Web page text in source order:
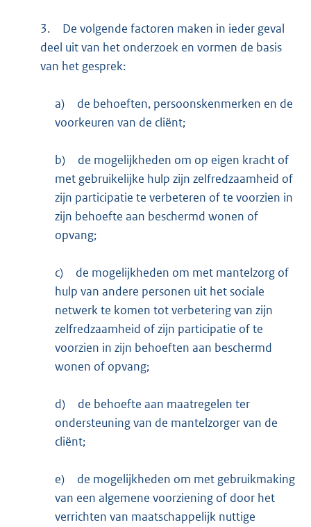
3.
De volgende factoren maken in ieder geval
deel uit van het onderzoek en vormen de basis
van het gesprek:
a)
de behoeften, persoonskenmerken en de
voorkeuren van de cliënt;
b)
de mogelijkheden om op eigen kracht of
met gebruikelijke hulp zijn zelfredzaamheid of
zijn participatie te verbeteren of te voorzien in
zijn behoefte aan beschermd wonen of
opvang;
c)
de mogelijkheden om met mantelzorg of
hulp van andere personen uit het sociale
netwerk te komen tot verbetering van zijn
zelfredzaamheid of zijn participatie of te
voorzien in zijn behoeften aan beschermd
wonen of opvang;
d)
de behoefte aan maatregelen ter
ondersteuning van de mantelzorger van de
cliënt;
e)
de mogelijkheden om met gebruikmaking
van een algemene voorziening of door het
verrichten van maatschappelijk nuttige